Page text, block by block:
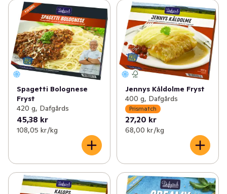
Spagetti Bolognese
Fryst
420 g, Dafgårds
45,38 kr
108,05 kr /kg
Jennys Kåldolme Fryst
400 g, Dafgårds
Prismatch
27,20 kr
68,00 kr /kg